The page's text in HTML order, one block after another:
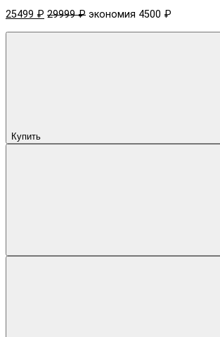
25499 ₽ 29999 ₽ экономия 4500 ₽
Купить